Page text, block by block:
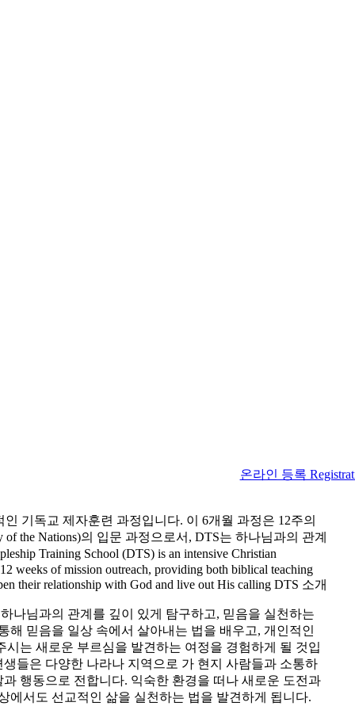
온라인 등록
기독교 제자훈련 과정입니다. 이 6개월 과정은 12주의
the Nations)의 입문 과정으로서, DTS는 하나님과의 관계
Training School (DTS) is an intensive Christian
weeks of mission outreach, providing both biblical teaching
their relationship with God and live out His calling DTS 소개
나님과의 관계를 깊이 있게 탐구하고, 믿음을 실천하는
해 믿음을 일상 속에서 살아내는 법을 배우고, 개인적인
는 새로운 부르심을 발견하는 여정을 경험하게 될 것입
들은 다양한 나라나 지역으로 가 현지 사람들과 소통하
행동으로 전합니다. 익숙한 환경을 떠나 새로운 도전과
에서도 선교적인 삶을 실천하는 법을 발견하게 됩니다.